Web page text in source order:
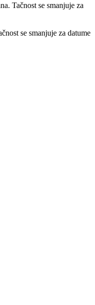
Tačnost se smanjuje za
se smanjuje za datume